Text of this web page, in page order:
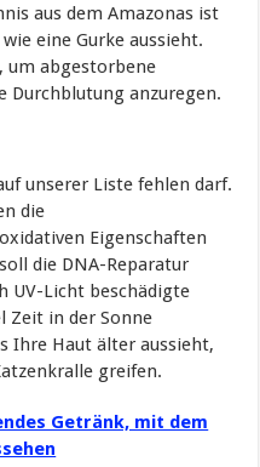
aus dem Amazonas ist
eine Gurke aussieht.
um abgestorbene
Durchblutung anzuregen.
unserer Liste fehlen darf.
die
Eigenschaften
die DNA-Reparatur
UV-Licht beschädigte
Zeit in der Sonne
Ihre Haut älter aussieht,
greifen.
Getränk, mit dem